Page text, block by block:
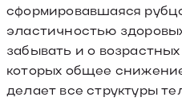
сформировавшаяся
эластичностью
забывать и о
которых общее
делает все структуры